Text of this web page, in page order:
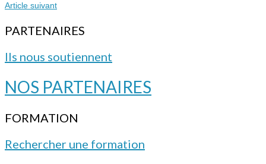
Article suivant
PARTENAIRES
Ils nous soutiennent
NOS PARTENAIRES
FORMATION
Rechercher une formation